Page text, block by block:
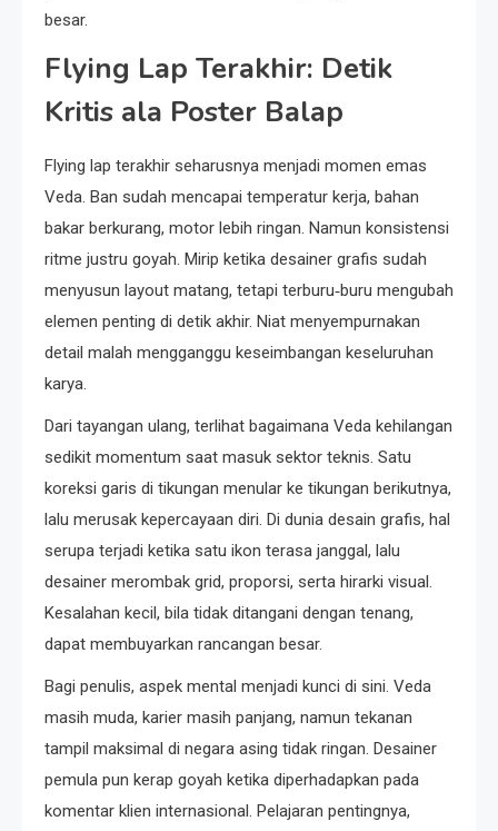
besar.
Flying Lap Terakhir: Detik
Kritis ala Poster Balap
Flying lap terakhir seharusnya menjadi momen emas
Veda. Ban sudah mencapai temperatur kerja, bahan
bakar berkurang, motor lebih ringan. Namun konsistensi
ritme justru goyah. Mirip ketika desainer grafis sudah
menyusun layout matang, tetapi terburu‑buru mengubah
elemen penting di detik akhir. Niat menyempurnakan
detail malah mengganggu keseimbangan keseluruhan
karya.
Dari tayangan ulang, terlihat bagaimana Veda kehilangan
sedikit momentum saat masuk sektor teknis. Satu
koreksi garis di tikungan menular ke tikungan berikutnya,
lalu merusak kepercayaan diri. Di dunia desain grafis, hal
serupa terjadi ketika satu ikon terasa janggal, lalu
desainer merombak grid, proporsi, serta hirarki visual.
Kesalahan kecil, bila tidak ditangani dengan tenang,
dapat membuyarkan rancangan besar.
Bagi penulis, aspek mental menjadi kunci di sini. Veda
masih muda, karier masih panjang, namun tekanan
tampil maksimal di negara asing tidak ringan. Desainer
pemula pun kerap goyah ketika diperhadapkan pada
komentar klien internasional. Pelajaran pentingnya,